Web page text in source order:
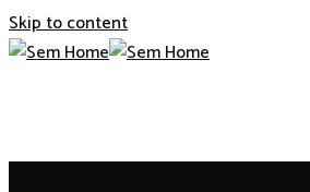
Skip to content